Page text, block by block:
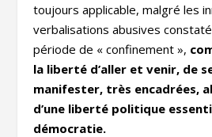
toujours applicable, malgré les
verbalisations abusives
période de « confinement »,
la liberté d’aller et venir, de
manifester, très encadrées,
d’une liberté politique
démocratie.